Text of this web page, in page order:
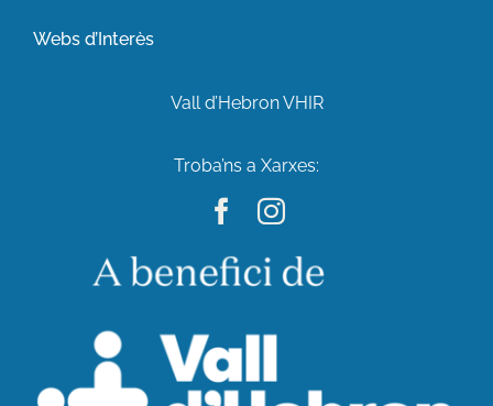
Webs d’Interès
Vall d’Hebron VHIR
Troba’ns a Xarxes: